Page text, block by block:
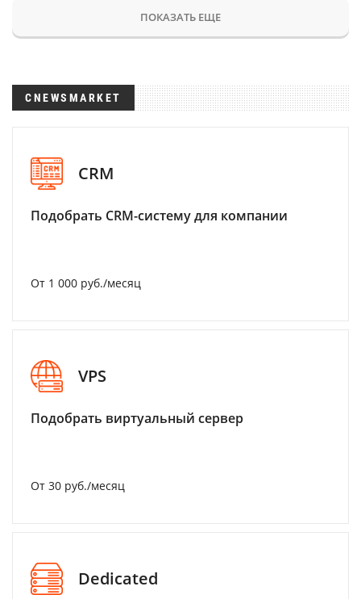
ПОКАЗАТЬ ЕЩЕ
CNEWSMARKET
CRM
Подобрать CRM-систему для компании
От 1 000 руб./месяц
VPS
Подобрать виртуальный сервер
От 30 руб./месяц
Dedicated